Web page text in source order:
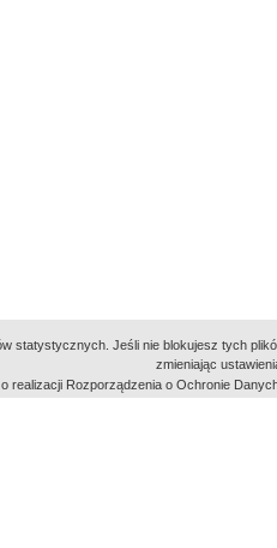
miejsc
statystycznych. Jeśli nie blokujesz tych
zmieniając
realizacji Rozporządzenia o Ochronie